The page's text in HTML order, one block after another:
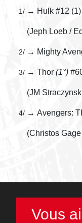
1/ → Hulk #12 (1)
(Jeph Loeb /
2/ → Mighty
3/ → Thor (1°)
(JM
4/ → Avengers:
(Christos Gage
Vous